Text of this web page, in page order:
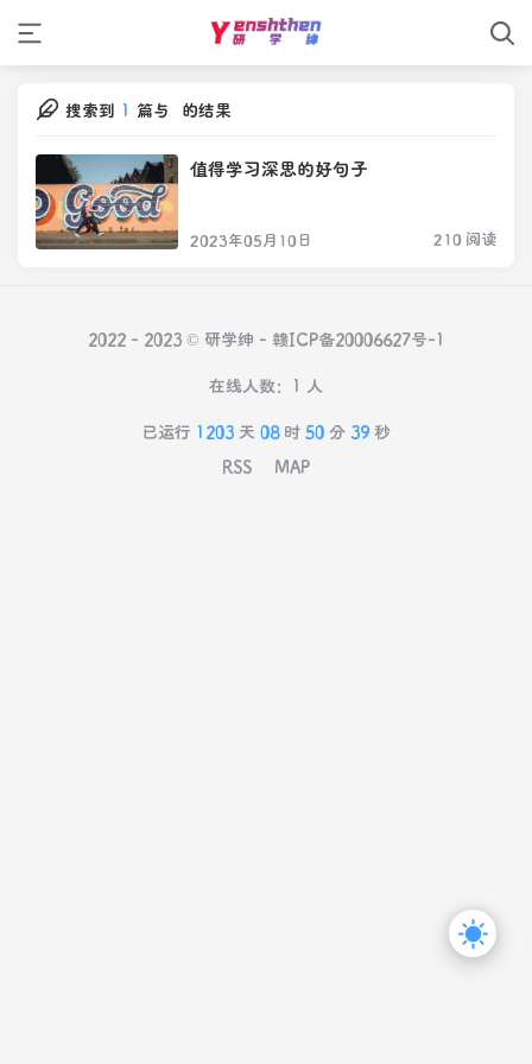
搜索到 1 篇与 的结果
值得学习深思的好句子
2023年05月10日 210 阅读
2022 - 2023 © 研学绅 - 赣ICP备20006627号-1
在线人数：1 人
已运行 1203 天 08时 50 分 39 秒
RSS
MAP